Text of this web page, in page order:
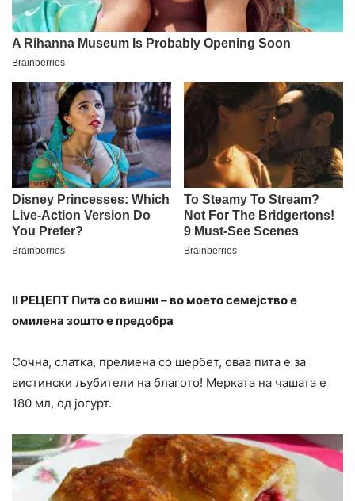
II РЕЦЕПТ Пита со вишни – во моето семејство е
омилена зошто е предобра
Сочна, слатка, прелиена со шербет, оваа пита е за
вистински љубители на благото! Мерката на чашата е
180 мл, од јогурт.